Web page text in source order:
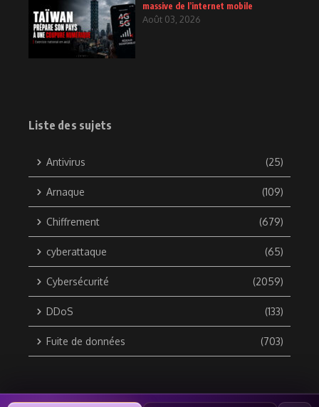
massive de l’internet mobile
Août 03, 2026
Liste des sujets
Antivirus (25)
Arnaque (109)
Chiffrement (679)
cyberattaque (65)
Cybersécurité (2059)
DDoS (133)
Fuite de données (703)